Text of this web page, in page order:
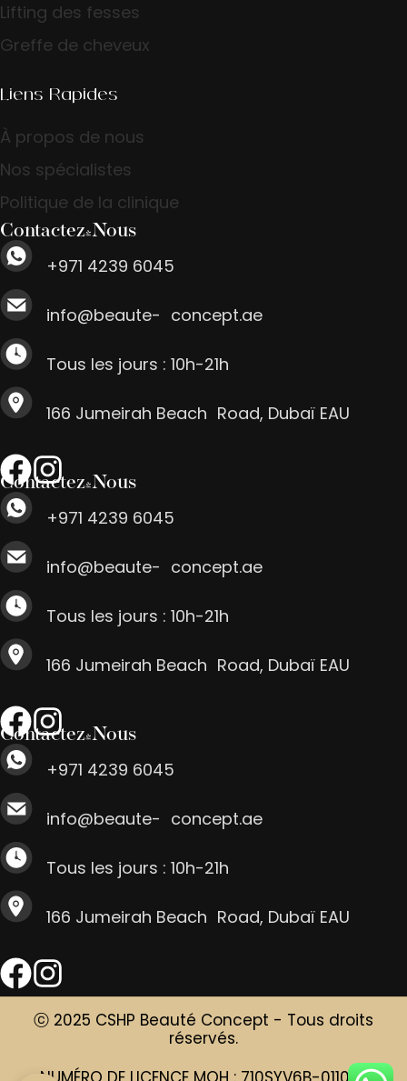
Lifting des fesses
Greffe de cheveux
Liens Rapides
À propos de nous
Nos spécialistes
Politique de la clinique
Contactez-Nous
+971 4239 6045
info@beaute- concept.ae
Tous les jours : 10h-21h
166 Jumeirah Beach Road, Dubaï EAU
Contactez-Nous
+971 4239 6045
info@beaute- concept.ae
Tous les jours : 10h-21h
166 Jumeirah Beach Road, Dubaï EAU
Contactez-Nous
+971 4239 6045
info@beaute- concept.ae
Tous les jours : 10h-21h
166 Jumeirah Beach Road, Dubaï EAU
ⓒ 2025 CSHP Beauté Concept - Tous droits
réservés.